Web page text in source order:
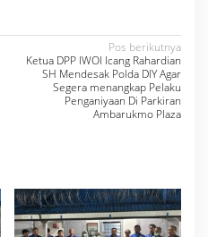
Pos berikutnya
Ketua DPP IWOI Icang Rahardian
SH Mendesak Polda DIY Agar
Segera menangkap Pelaku
Penganiyaan Di Parkiran
Ambarukmo Plaza